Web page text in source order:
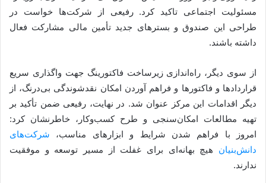
مسئولیت اجتماعی تاکید کرد. رفیعی از شرکت‌ها خواست در
طراحی این صندوق و بسترهای جدید تأمین مالی مشارکت فعال
داشته باشند.
از سوی دیگر، راه‌اندازی زیرساخت فاکتورینگ جهت واگذاری سریع
قراردادها و فاکتورها و فراهم آوردن امکان نقدشوندگی بی‌درنگ، از
دیگر اقدامات این مرکز عنوان شد. در نهایت، رفیعی ضمن تأکید بر
تهیه مطالعات امکان‌سنجی و طرح کسب‌وکار، خاطرنشان کرد:
امروز با فراهم شدن شرایط و ابزارهای مناسب، شرکت‌های
دانش‌بنیان هیچ بهانه‌ای برای غفلت از مسیر توسعه و موفقیت
ندارند.